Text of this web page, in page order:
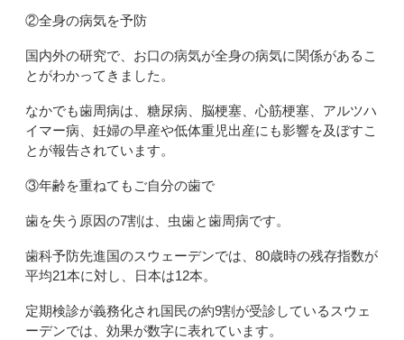
②全身の病気を予防
国内外の研究で、お口の病気が全身の病気に関係があるこ
とがわかってきました。
なかでも歯周病は、糖尿病、脳梗塞、心筋梗塞、アルツハ
イマー病、妊婦の早産や低体重児出産にも影響を及ぼすこ
とが報告されています。
③年齢を重ねてもご自分の歯で
歯を失う原因の7割は、虫歯と歯周病です。
歯科予防先進国のスウェーデンでは、80歳時の残存指数が
平均21本に対し、日本は12本。
定期検診が義務化され国民の約9割が受診しているスウェ
ーデンでは、効果が数字に表れています。